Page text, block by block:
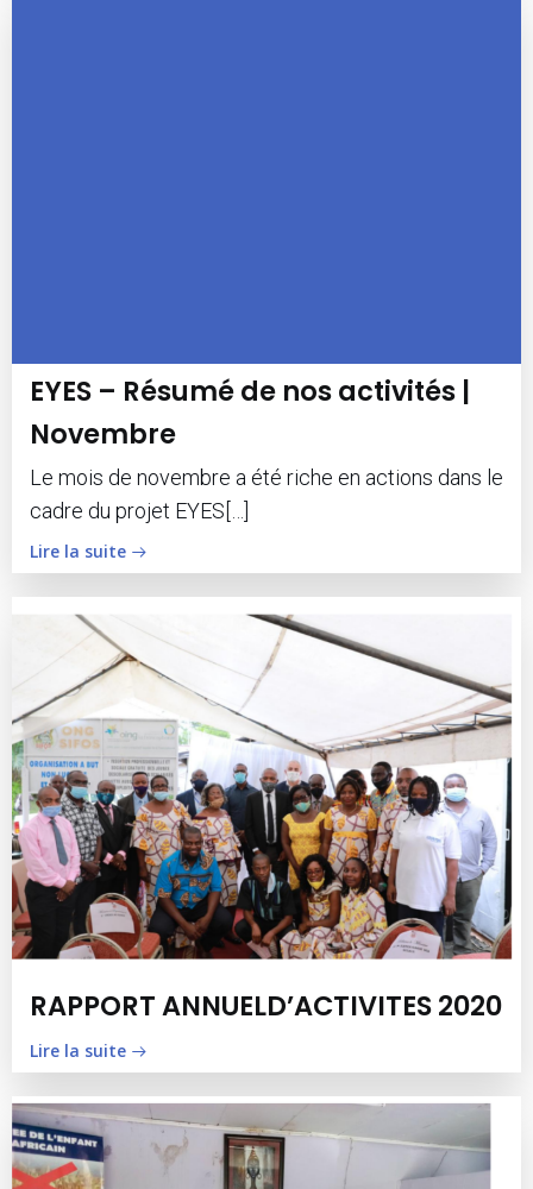
EYES – Résumé de nos activités |
Novembre
Le mois de novembre a été riche en actions dans le
cadre du projet EYES[…]
Lire la suite
RAPPORT ANNUELD’ACTIVITES 2020
Lire la suite